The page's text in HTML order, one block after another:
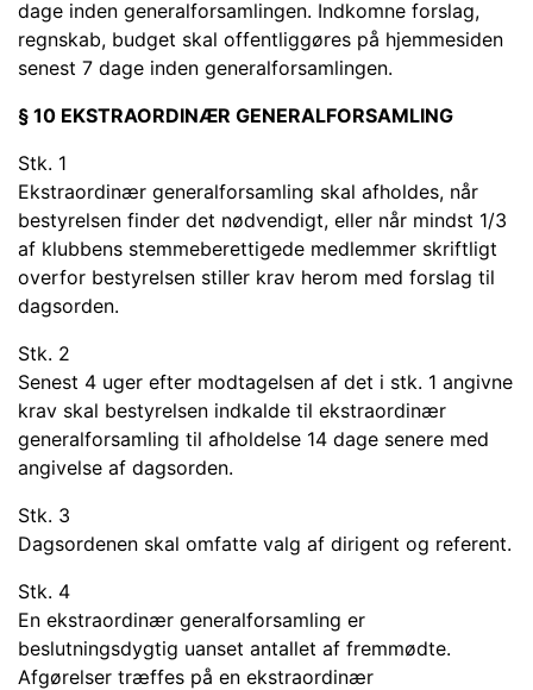
dage inden generalforsamlingen. Indkomne forslag,
regnskab, budget skal offentliggøres på hjemmesiden
senest 7 dage inden generalforsamlingen.
§ 10 EKSTRAORDINÆR GENERALFORSAMLING
Stk. 1
Ekstraordinær generalforsamling skal afholdes, når
bestyrelsen finder det nødvendigt, eller når mindst 1/3
af klubbens stemmeberettigede medlemmer skriftligt
overfor bestyrelsen stiller krav herom med forslag til
dagsorden.
Stk. 2
Senest 4 uger efter modtagelsen af det i stk. 1 angivne
krav skal bestyrelsen indkalde til ekstraordinær
generalforsamling til afholdelse 14 dage senere med
angivelse af dagsorden.
Stk. 3
Dagsordenen skal omfatte valg af dirigent og referent.
Stk. 4
En ekstraordinær generalforsamling er
beslutningsdygtig uanset antallet af fremmødte.
Afgørelser træffes på en ekstraordinær